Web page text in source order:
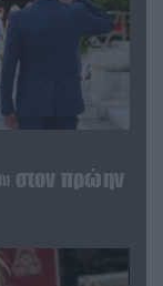
στον πρώην